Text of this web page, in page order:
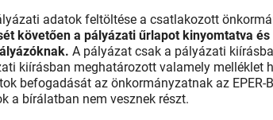
adatok feltöltése a csatlakozott
követően a pályázati űrlapot kinyomtatva
A pályázat csak a pályázati
kiírásban meghatározott valamely melléklet
befogadását az önkormányzatnak az EPER-
a bírálatban nem vesznek részt.